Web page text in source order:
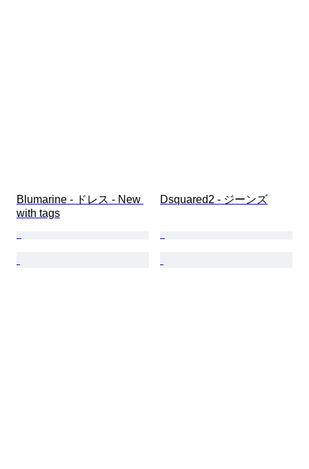
Blumarine - ドレス - New
with tags
Dsquared2 - ジーンズ